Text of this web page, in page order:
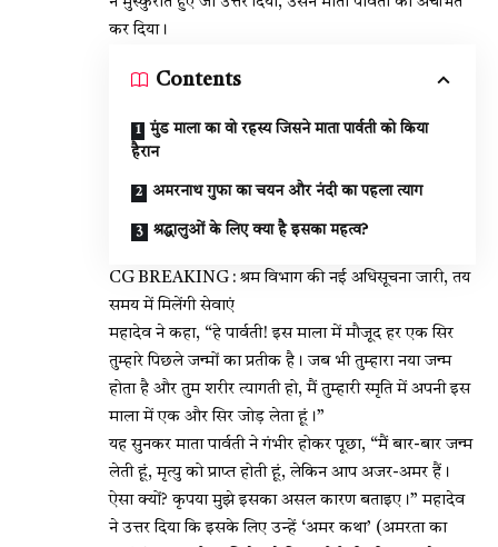
कर दिया।
Contents
मुंड माला का वो रहस्य जिसने माता पार्वती को किया
हैरान
अमरनाथ गुफा का चयन और नंदी का पहला त्याग
श्रद्धालुओं के लिए क्या है इसका महत्व?
CG BREAKING : श्रम विभाग की नई अधिसूचना जारी, तय
समय में मिलेंगी सेवाएं
महादेव ने कहा, “हे पार्वती! इस माला में मौजूद हर एक सिर
तुम्हारे पिछले जन्मों का प्रतीक है। जब भी तुम्हारा नया जन्म
होता है और तुम शरीर त्यागती हो, मैं तुम्हारी स्मृति में अपनी इस
माला में एक और सिर जोड़ लेता हूं।”
यह सुनकर माता पार्वती ने गंभीर होकर पूछा, “मैं बार-बार जन्म
लेती हूं, मृत्यु को प्राप्त होती हूं, लेकिन आप अजर-अमर हैं।
ऐसा क्यों? कृपया मुझे इसका असल कारण बताइए।” महादेव
ने उत्तर दिया कि इसके लिए उन्हें ‘अमर कथा’ (अमरता का